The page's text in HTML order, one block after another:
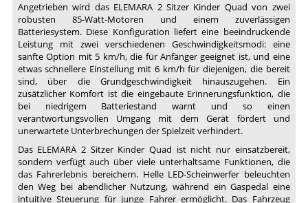
Angetrieben wird das ELEMARA 2 Sitzer Kinder Quad von zwei
robusten 85-Watt-Motoren und einem zuverlässigen
Batteriesystem. Diese Konfiguration liefert eine beeindruckende
Leistung mit zwei verschiedenen Geschwindigkeitsmodi: eine
sanfte Option mit 5 km/h, die für Anfänger geeignet ist, und eine
etwas schnellere Einstellung mit 6 km/h für diejenigen, die bereit
sind, über die Grundgeschwindigkeit hinauszugehen. Ein
zusätzlicher Komfort ist die eingebaute Erinnerungsfunktion, die
bei niedrigem Batteriestand warnt und so einen
verantwortungsvollen Umgang mit dem Gerät fördert und
unerwartete Unterbrechungen der Spielzeit verhindert.
Das ELEMARA 2 Sitzer Kinder Quad ist nicht nur einsatzbereit,
sondern verfügt auch über viele unterhaltsame Funktionen, die
das Fahrerlebnis bereichern. Helle LED-Scheinwerfer beleuchten
den Weg bei abendlicher Nutzung, während ein Gaspedal eine
intuitive Steuerung für junge Fahrer ermöglicht. Das Fahrzeug